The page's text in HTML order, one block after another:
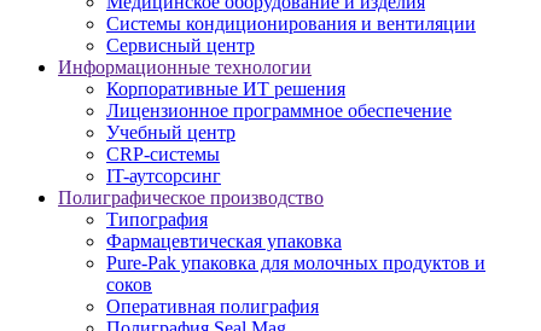
Системы кондиционирования и вентиляции
Сервисный центр
Информационные технологии
Корпоративные ИТ решения
Лицензионное программное обеспечение
Учебный центр
CRP-системы
IT-аутсорсинг
Полиграфическое производство
Типография
Фармацевтическая упаковка
Pure-Pak упаковка для молочных продуктов и
соков
Оперативная полиграфия